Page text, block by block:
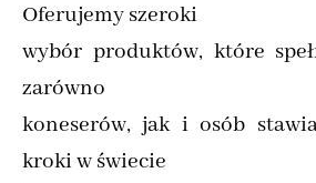
Oferujemy szeroki
wybór produktów, które
zarówno
koneserów, jak i osób
kroki w świecie